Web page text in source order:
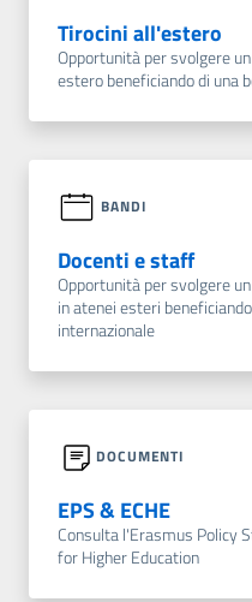
Tirocini all'estero
Opportunità per svolgere
estero beneficiando di una
BANDI
Docenti e staff
Opportunità per svolgere
in atenei esteri
internazionale
DOCUMENTI
EPS & ECHE
Consulta l'Erasmus Policy
for Higher Education